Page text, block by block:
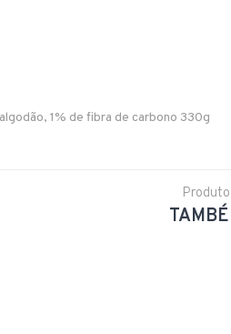
1% de fibra de carbono 330g